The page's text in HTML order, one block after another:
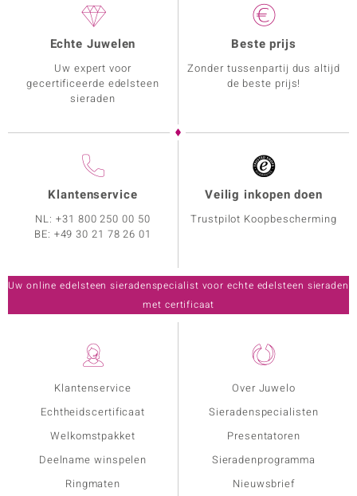
Klantenservice
Echtheidscertificaat
Welkomstpakket
Deelname winspelen
Ringmaten
Over Juwelo
Sieradenspecialisten
Presentatoren
Sieradenprogramma
Nieuwsbrief
Echte Juwelen
Uw expert voor
gecertificeerde edelsteen
sieraden
Beste prijs
Zonder tussenpartij dus altijd
de beste prijs!
Klantenservice
NL:+31 800 250 00 50
BE: +49 30 21 78 26 01
Veilig inkopen doen
Trustpilot Koopbescherming
Uw online edelsteen sieradenspecialist voor echte edelsteen sieraden
met certificaat